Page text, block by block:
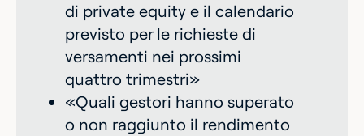
di private equity e il calendario
previsto per le richieste di
versamenti nei prossimi
quattro trimestri»
«Quali gestori hanno superato
o non raggiunto il rendimento